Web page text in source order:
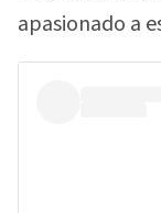
apasionado a